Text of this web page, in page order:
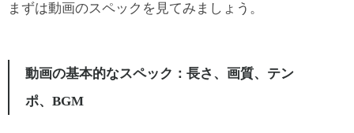
まずは動画のスペックを見てみましょう。
動画の基本的なスペック：長さ、画質、テン
ポ、BGM